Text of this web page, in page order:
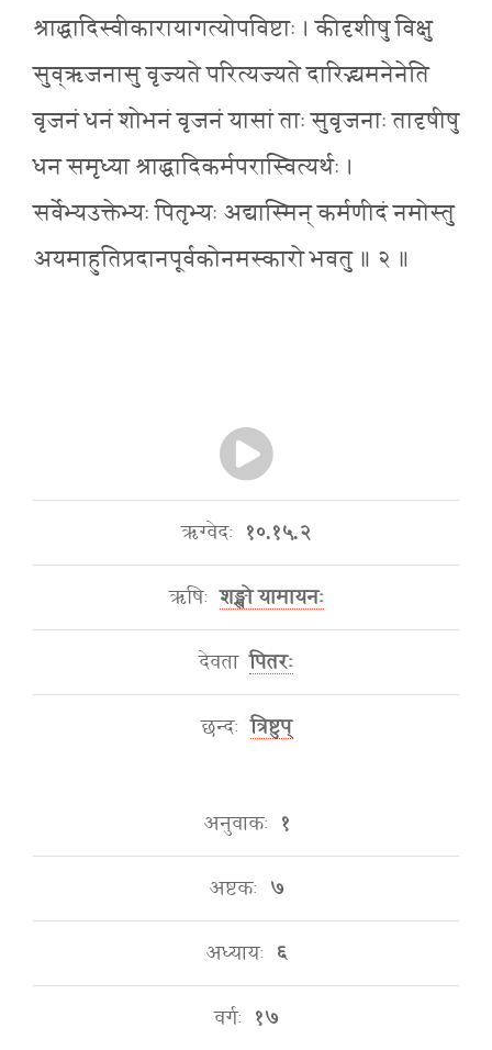
श्राद्धादिस्वीकारायागत्योपविष्टाः । कीदृशीषु विक्षु
सुव्ऋजनासु वृज्यते परित्यज्यते दारिद्भ्यमनेनेति
वृजनं धनं शोभनं वृजनं यासां ताः सुवृजनाः तादृषीषु
धन समृध्या श्राद्धादिकर्मपरास्वित्यर्थः ।
सर्वेभ्यउक्तेभ्यः पितृभ्यः अद्यास्मिन् कर्मणीदं नमोस्तु
अयमाहुतिप्रदानपूर्वकोनमस्कारो भवतु ॥ २ ॥
ऋग्वेदः १०.१५.२
ऋषिः शङ्खो यामायनः
देवता पितरः
छन्दः त्रिष्टुप्
अनुवाकः १
अष्टकः ७
अध्यायः ६
वर्गः १७